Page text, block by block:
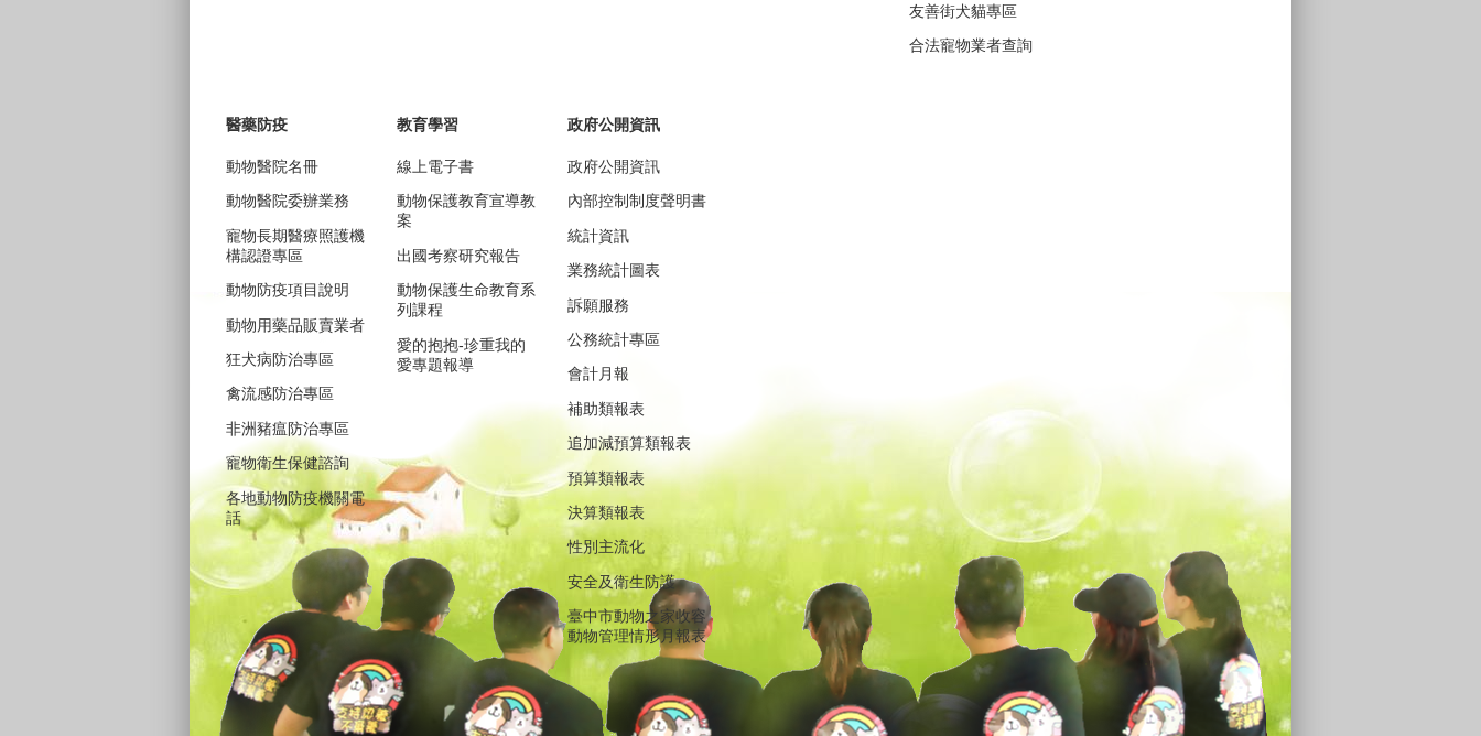
友善街犬貓專區
合法寵物業者查詢
醫藥防疫
動物醫院名冊
動物醫院委辦業務
寵物長期醫療照護機
構認證專區
動物防疫項目說明
動物用藥品販賣業者
狂犬病防治專區
禽流感防治專區
非洲豬瘟防治專區
寵物衛生保健諮詢
各地動物防疫機關電
話
教育學習
線上電子書
動物保護教育宣導教
案
出國考察研究報告
動物保護生命教育系
列課程
愛的抱抱-珍重我的
愛專題報導
政府公開資訊
政府公開資訊
內部控制制度聲明書
統計資訊
業務統計圖表
訴願服務
公務統計專區
會計月報
補助類報表
追加減預算類報表
預算類報表
決算類報表
性別主流化
安全及衛生防護
臺中市動物之家收容
動物管理情形月報表